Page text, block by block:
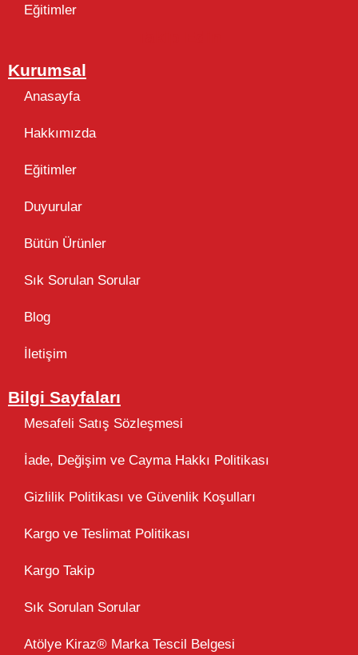
Eğitimler
Kurumsal
Anasayfa
Hakkımızda
Eğitimler
Duyurular
Bütün Ürünler
Sık Sorulan Sorular
Blog
İletişim
Bilgi Sayfaları
Mesafeli Satış Sözleşmesi
İade, Değişim ve Cayma Hakkı Politikası
Gizlilik Politikası ve Güvenlik Koşulları
Kargo ve Teslimat Politikası
Kargo Takip
Sık Sorulan Sorular
Atölye Kiraz® Marka Tescil Belgesi